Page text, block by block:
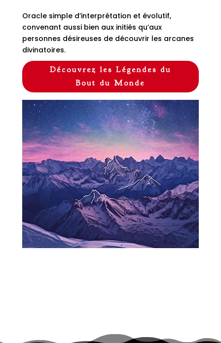
Oracle simple d’interprétation et évolutif,
convenant aussi bien aux initiés qu’aux
personnes désireuses de découvrir les arcanes
divinatoires.
Découvrez les Légendes du
Bout du Monde